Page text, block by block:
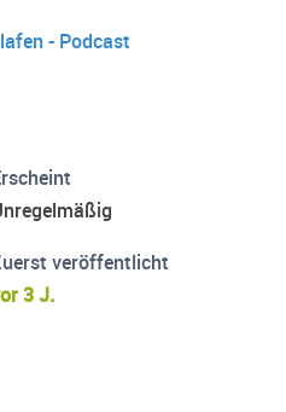
- Podcast
veröffentlicht
3 J.